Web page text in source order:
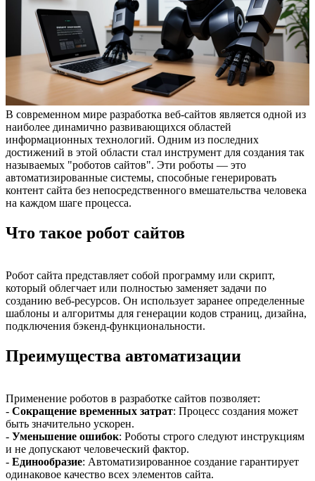
В современном мире разработка веб-сайтов является одной из
наиболее динамично развивающихся областей
информационных технологий. Одним из последних
достижений в этой области стал инструмент для создания так
называемых "роботов сайтов". Эти роботы — это
автоматизированные системы, способные генерировать
контент сайта без непосредственного вмешательства человека
на каждом шаге процесса.
Что такое робот сайтов
Робот сайта представляет собой программу или скрипт,
который облегчает или полностью заменяет задачи по
созданию веб-ресурсов. Он использует заранее определенные
шаблоны и алгоритмы для генерации кодов страниц, дизайна,
подключения бэкенд-функциональности.
Преимущества автоматизации
Применение роботов в разработке сайтов позволяет:
- Сокращение временных затрат: Процесс создания может
быть значительно ускорен.
- Уменьшение ошибок: Роботы строго следуют инструкциям
и не допускают человеческий фактор.
- Единообразие: Автоматизированное создание гарантирует
одинаковое качество всех элементов сайта.